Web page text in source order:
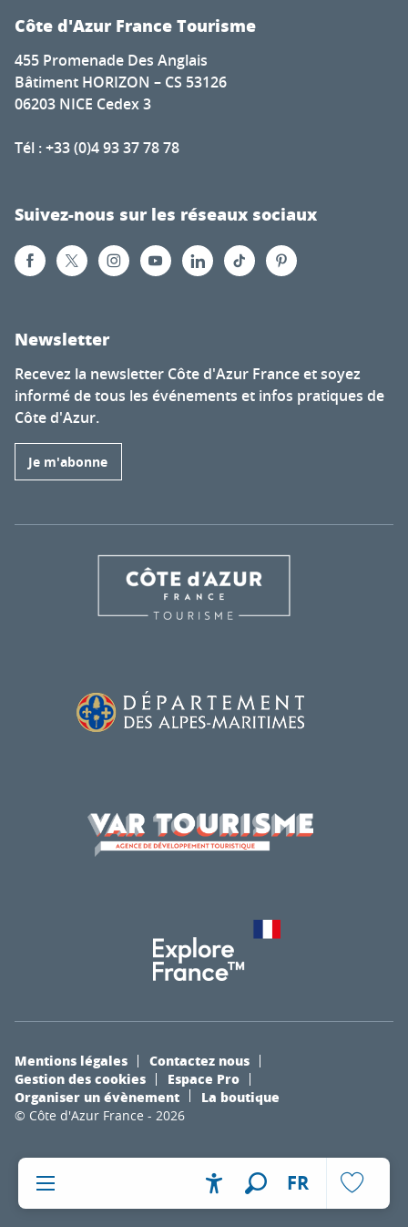
AccessibilitéVoir les
Recherche
FR
Côte d'Azur France Tourisme
455 Promenade Des Anglais
Bâtiment HORIZON – CS 53126
06203 NICE Cedex 3
Tél : +33 (0)4 93 37 78 78
Suivez-nous sur les réseaux sociaux
Newsletter
Recevez la newsletter Côte d'Azur France et soyez
informé de tous les événements et infos pratiques de
Côte d'Azur.
Je m'abonne
© Côte d'Azur France - 2026
Mentions légales
Contactez nous
Gestion des cookies
Espace Pro
Organiser un évènement
La boutique